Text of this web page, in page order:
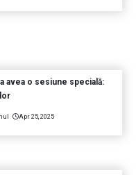
avea o sesiune specială:
Apr 25, 2025